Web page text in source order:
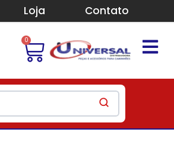
Loja Contato
0